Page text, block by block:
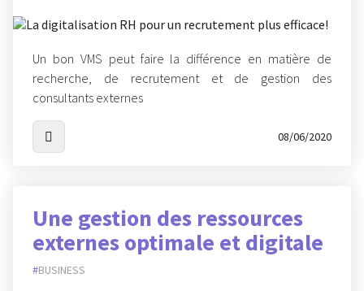
Un bon VMS peut faire la différence en matière de
recherche, de recrutement et de gestion des
consultants externes
08/06/2020
Une gestion des ressources
externes optimale et digitale
BUSINESS